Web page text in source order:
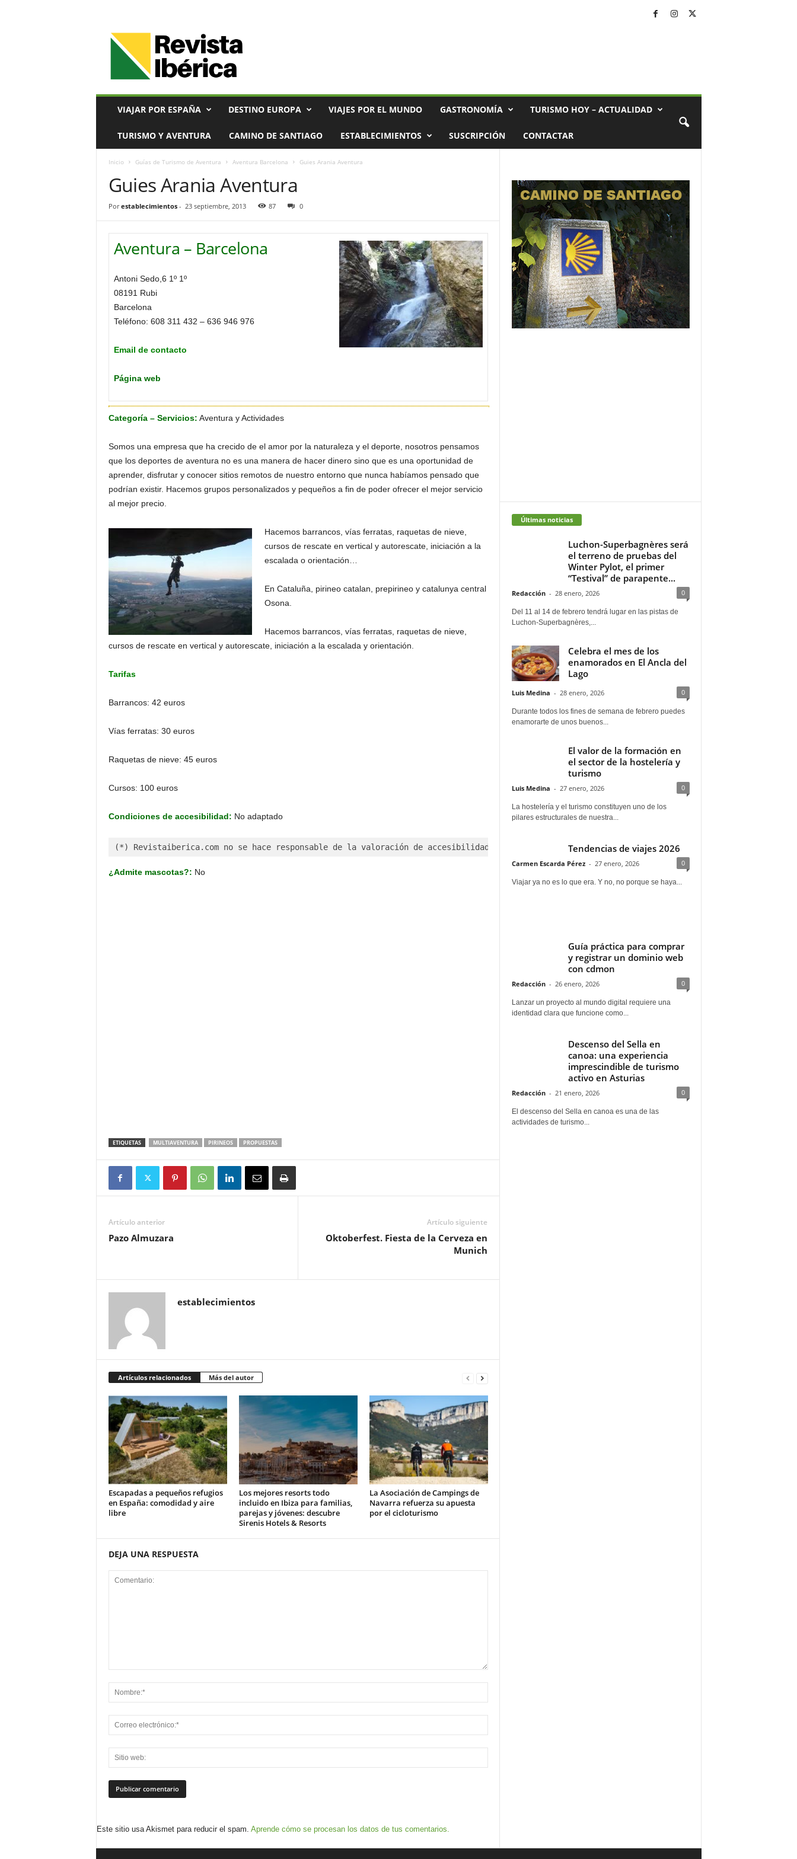
VIAJAR POR ESPAÑA DESTINO EUROPA VIAJES POR EL MUNDO GASTRONOMÍA TURISMO HOY – ACTUALIDAD
TURISMO Y AVENTURA CAMINO DE SANTIAGO ESTABLECIMIENTOS SUSCRIPCIÓN CONTACTAR
Inicio Guías de Turismo de Aventura Aventura Barcelona Guies Arania Aventura
Guies Arania Aventura
Por establecimientos- 23 septiembre, 2013 87 0
Aventura – Barcelona
Antoni Sedo,6 1º 1º
08191 Rubi
Barcelona
Teléfono: 608 311 432 – 636 946 976
Email de contacto
Página web
Categoría – Servicios: Aventura y Actividades
Somos una empresa que ha crecido de el amor por la naturaleza y el deporte, nosotros pensamos
que los deportes de aventura no es una manera de hacer dinero sino que es una oportunidad de
aprender, disfrutar y conocer sitios remotos de nuestro entorno que nunca habíamos pensado que
podrían existir. Hacemos grupos personalizados y pequeños a fin de poder ofrecer el mejor servicio
al mejor precio.
Hacemos barrancos, vías ferratas, raquetas de nieve,
cursos de rescate en vertical y autorescate, iniciación a la
escalada o orientación…
En Cataluña, pirineo catalan, prepirineo y catalunya central
Osona.
Hacemos barrancos, vías ferratas, raquetas de nieve,
cursos de rescate en vertical y autorescate, iniciación a la escalada y orientación.
Tarifas
Barrancos: 42 euros
Vías ferratas: 30 euros
Raquetas de nieve: 45 euros
Cursos: 100 euros
Condiciones de accesibilidad: No adaptado
(*) Revistaiberica.com no se hace responsable de la valoración de accesibilidad incluida por el propietario. Accesible / Practicable /
¿Admite mascotas?: No
ETIQUETAS MULTIAVENTURA PIRINEOS PROPUESTAS
Artículo anterior
Pazo Almuzara
Artículo siguiente
Oktoberfest. Fiesta de la Cerveza en
Munich
establecimientos
Artículos relacionados Más del autor
Escapadas a pequeños refugios
en España: comodidad y aire
libre
Los mejores resorts todo
incluido en Ibiza para familias,
parejas y jóvenes: descubre
Sirenis Hotels & Resorts
La Asociación de Campings de
Navarra refuerza su apuesta
por el cicloturismo
DEJA UNA RESPUESTA
Este sitio usa Akismet para reducir el spam. Aprende cómo se procesan los datos de tus comentarios.
Últimas noticias
Luchon-Superbagnères será
el terreno de pruebas del
Winter Pylot, el primer
“Testival” de parapente...
Redacción - 28 enero, 2026 0
Del 11 al 14 de febrero tendrá lugar en las pistas de
Luchon-Superbagnères,...
Celebra el mes de los
enamorados en El Ancla del
Lago
Luis Medina - 28 enero, 2026 0
Durante todos los fines de semana de febrero puedes
enamorarte de unos buenos...
El valor de la formación en
el sector de la hostelería y
turismo
Luis Medina - 27 enero, 2026 0
La hostelería y el turismo constituyen uno de los
pilares estructurales de nuestra...
Tendencias de viajes 2026
Carmen Escarda Pérez - 27 enero, 2026 0
Viajar ya no es lo que era. Y no, no porque se haya...
Guía práctica para comprar
y registrar un dominio web
con cdmon
Redacción - 26 enero, 2026 0
Lanzar un proyecto al mundo digital requiere una
identidad clara que funcione como...
Descenso del Sella en
canoa: una experiencia
imprescindible de turismo
activo en Asturias
Redacción - 21 enero, 2026 0
El descenso del Sella en canoa es una de las
actividades de turismo...